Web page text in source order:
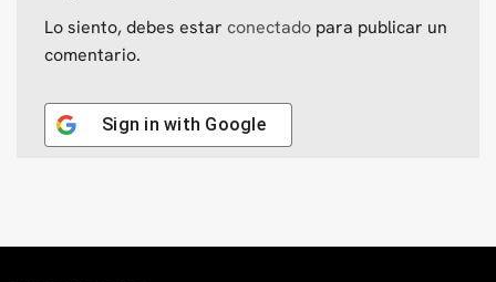
Lo siento, debes estar conectado para publicar un
comentario.
Sign in with Google